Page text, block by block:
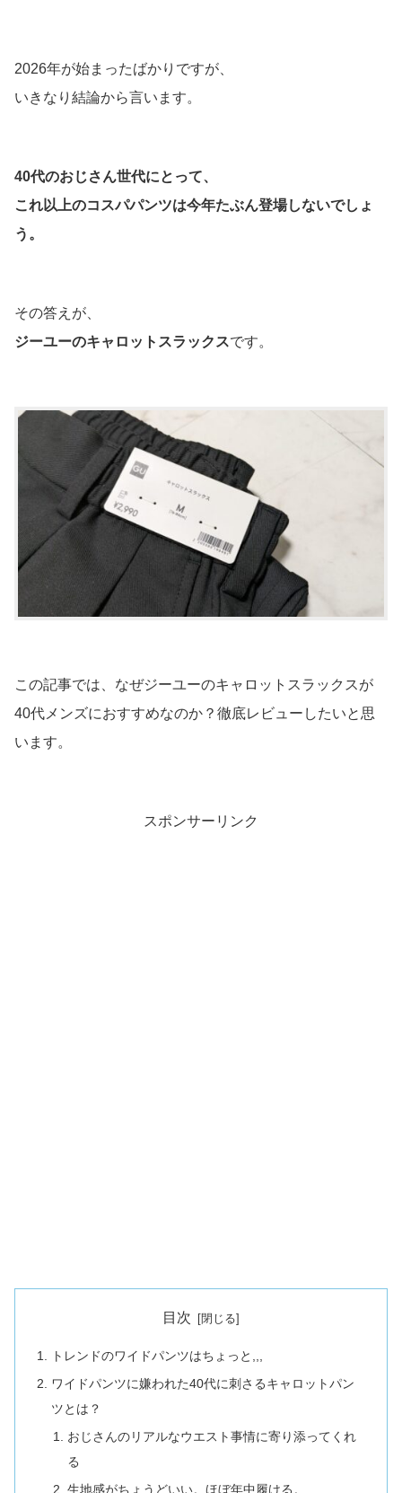
2026年が始まったばかりですが、
いきなり結論から言います。
40代のおじさん世代にとって、
これ以上のコスパパンツは今年たぶん登場しないでしょ
う。
その答えが、
ジーユーのキャロットスラックスです。
この記事では、なぜジーユーのキャロットスラックスが
40代メンズにおすすめなのか？徹底レビューしたいと思
います。
スポンサーリンク
目次
トレンドのワイドパンツはちょっと,,,
ワイドパンツに嫌われた40代に刺さるキャロットパン
ツとは？
おじさんのリアルなウエスト事情に寄り添ってくれ
る
生地感がちょうどいい。ほぼ年中履ける。